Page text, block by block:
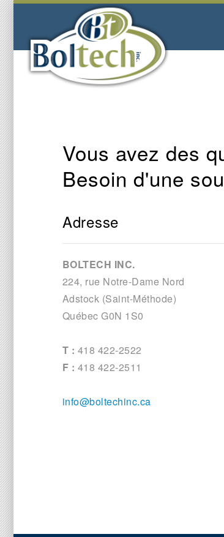
Vous avez des
Besoin d'une
Adresse
BOLTECH INC.
224, rue Notre-Dame Nord
Adstock (Saint-Méthode)
Québec G0N 1S0
T : 418 422-2522
F : 418 422-2511
info@boltechinc.ca